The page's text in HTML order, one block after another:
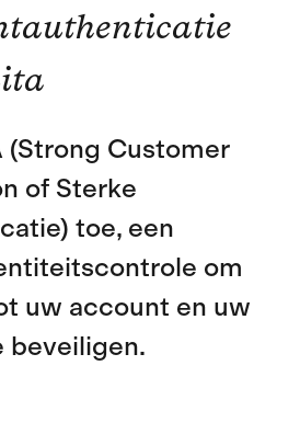
(Strong Customer
of Sterke
toe, een
om
uw account en uw
beveiligen.